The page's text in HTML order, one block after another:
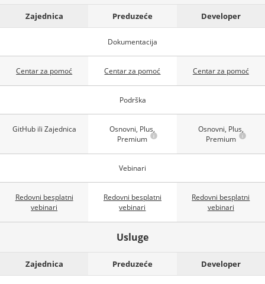
Zajednica Preduzeće Developer
Dokumentacija
Centar za pomoć Centar za pomoć Centar za pomoć
Podrška
GitHub ili Zajednica
Osnovni, Plus,
Premium
Osnovni, Plus,
Premium
Vebinari
Redovni besplatni
vebinari
Redovni besplatni
vebinari
Redovni besplatni
vebinari
Usluge
Zajednica Preduzeće Developer